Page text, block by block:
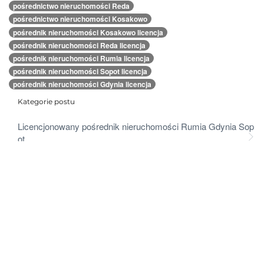
pośrednictwo nieruchomości Reda
pośrednictwo nieruchomości Kosakowo
pośrednik nieruchomości Kosakowo licencja
pośrednik nieruchomości Reda licencja
pośrednik nieruchomości Rumia licencja
pośrednik nieruchomości Sopot licencja
pośrednik nieruchomości Gdynia licencja
Kategorie postu
Licencjonowany pośrednik nieruchomości Rumia Gdynia Sop
ot